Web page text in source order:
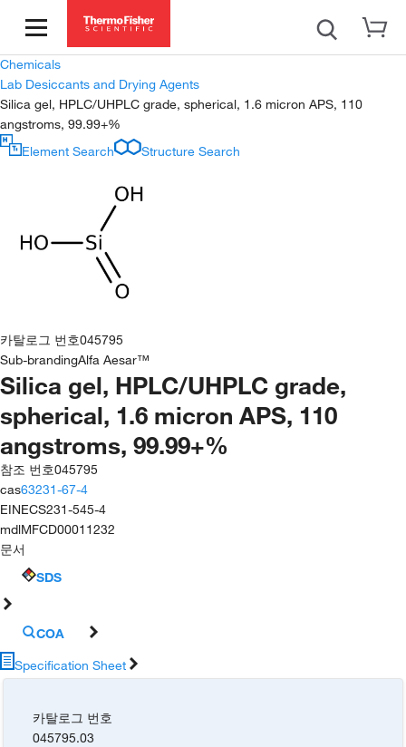
Chemicals
Lab Desiccants and Drying Agents
Silica gel, HPLC/UHPLC grade, spherical, 1.6 micron APS, 110
angstroms, 99.99+%
Element Search
Structure Search
카탈로그 번호045795
Sub-brandingAlfa Aesar™
Silica gel, HPLC/UHPLC grade,
spherical, 1.6 micron APS, 110
angstroms, 99.99+%
참조 번호045795
cas63231-67-4
EINECS231-545-4
mdlMFCD00011232
문서
SDS
COA
Specification Sheet
카탈로그 번호
045795.03